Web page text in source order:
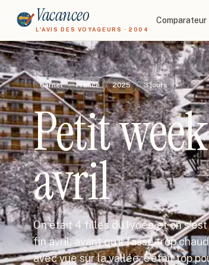
Vacanceo
L'AVIS DES VOYAGEURS · 2004
Comparateur
Carnet France 2025 3jours
Petit
avril
On était 4 filles du lycée et on
fin avril, avant qu'il fasse trop
avec vue sur la vallée, c'était top